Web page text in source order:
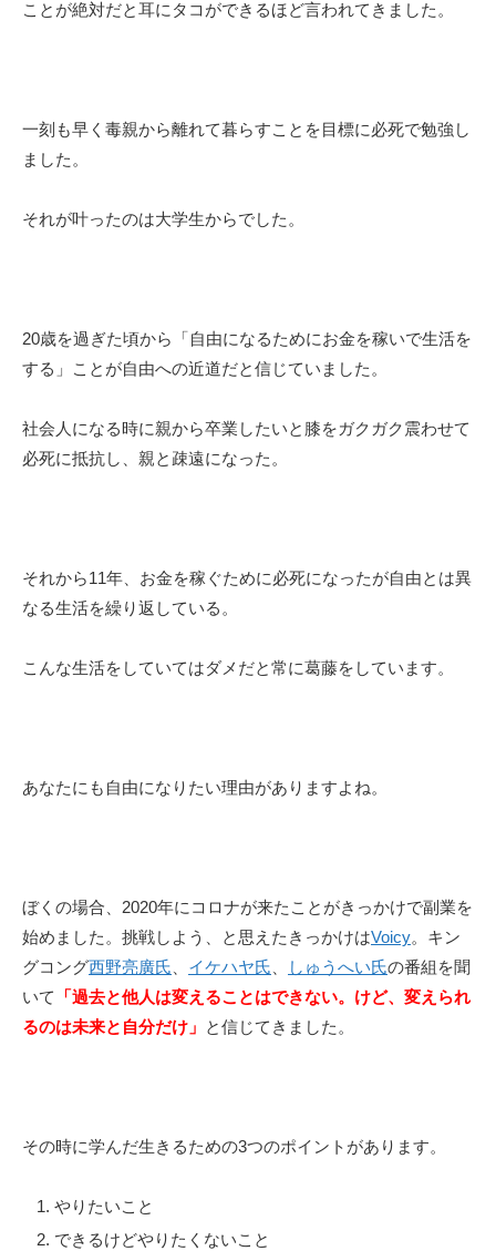
ことが絶対だと耳にタコができるほど言われてきました。
一刻も早く毒親から離れて暮らすことを目標に必死で勉強し
ました。
それが叶ったのは大学生からでした。
20歳を過ぎた頃から「自由になるためにお金を稼いで生活を
する」ことが自由への近道だと信じていました。
社会人になる時に親から卒業したいと膝をガクガク震わせて
必死に抵抗し、親と疎遠になった。
それから11年、お金を稼ぐために必死になったが自由とは異
なる生活を繰り返している。
こんな生活をしていてはダメだと常に葛藤をしています。
あなたにも自由になりたい理由がありますよね。
ぼくの場合、2020年にコロナが来たことがきっかけで副業を
始めました。挑戦しよう、と思えたきっかけはVoicy。キン
グコング西野亮廣氏 イケハヤ氏 しゅうへい氏の番組を聞
いて
「過去と他人は変えることはできない。けど、変えられ
るのは未来と自分だけ」 と信じてきました。
その時に学んだ生きるための3つのポイントがあります。
やりたいこと
できるけどやりたくないこと